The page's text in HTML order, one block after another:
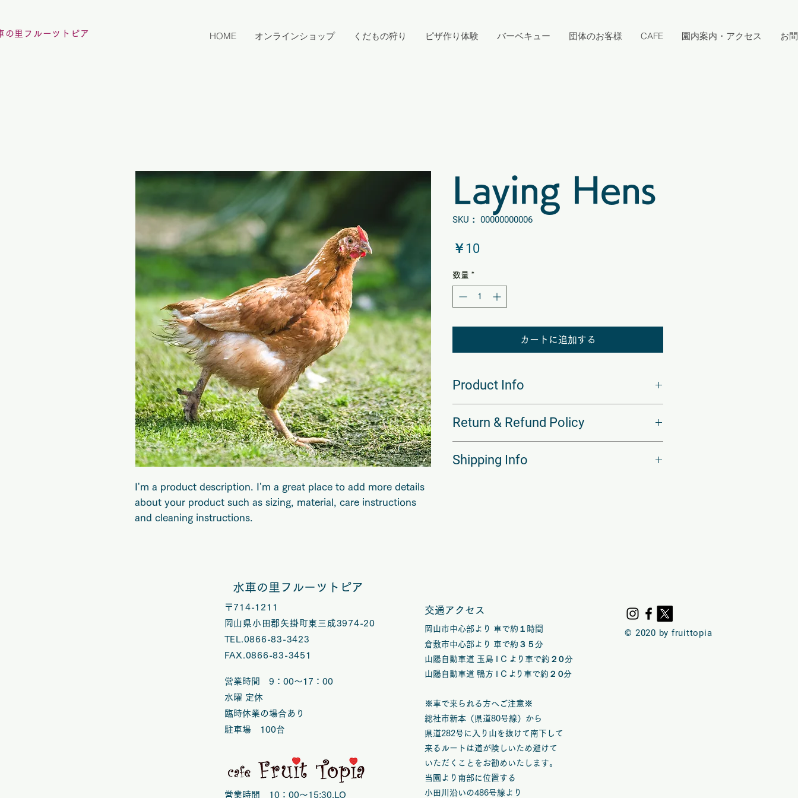
の里フルーツトピア HOME オンラインショップ くだもの狩り ピザ作り体験 バーベキュー 団体のお客様 CAFE 園内案内・アクセス お
I'm a product description. I'm a great place to add more details
about your product such as sizing, material, care instructions
and cleaning instructions.
Laying Hens
SKU： 00000000006
￥10価
数量 *
カートに追加する
Product Info
information about your product such as sizing, material,
how your customers can benefit from this item.
Return & Refund Policy
your customers know what to do in case they are
Shipping Info
水車の里フルーツトピア
〒714-1211
岡山県小田郡矢掛町東三成3974-20
TEL.0866-83-3423
FAX.0866-83-3451
営業時間 9：00～17：00
水曜 定休
臨時休業の場合あり
​駐車場 100台
営業時間 10：00～15:30.LO
交通アクセス
岡山市中心部より 車で約１時間
倉敷市中心部より 車で約３５分
山陽自動車道 玉島 I C よ り車で約 ２０​分
山陽自動車道 鴨方 I Cよ り車で約 ２０​分​
※車で来られる方へご注意※
総社市新本（県道80号線）から
県道282号に入り山を抜けて南下して
来るルートは道が険しいため避けて
いただくことをお勧めいたします。
当園より南部に位置する
小田川沿いの486号線より
© 2020 by fruittopia